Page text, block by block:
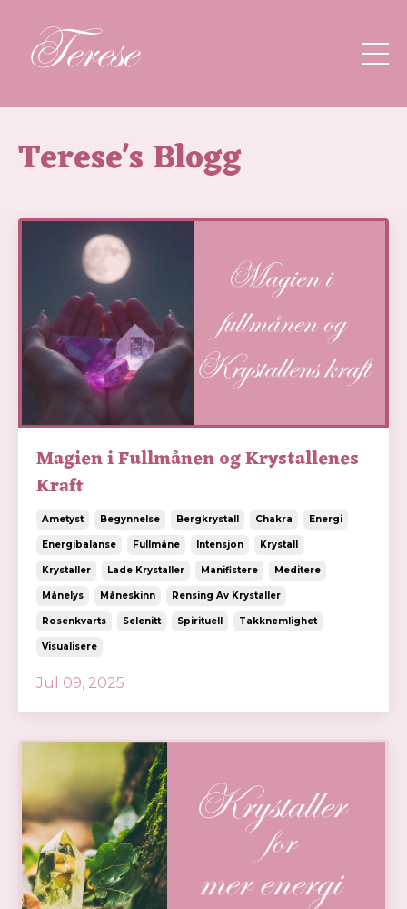
Terese's Blogg
Magien i Fullmånen og Krystallenes
Kraft
Ametyst Begynnelse Bergkrystall Chakra Energi
Energibalanse Fullmåne Intensjon Krystall
Krystaller Lade Krystaller Manifistere Meditere
Månelys Måneskinn Rensing Av Krystaller
Rosenkvarts Selenitt Spirituell Takknemlighet
Visualisere
Jul 09, 2025